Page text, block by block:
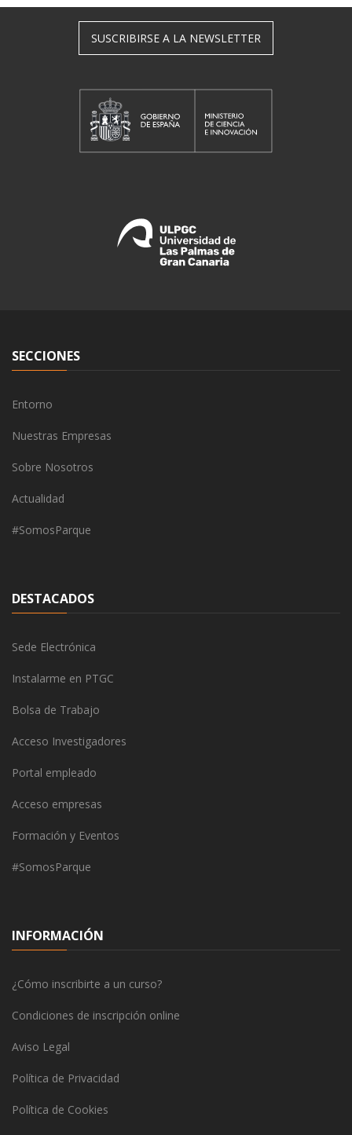
SUSCRIBIRSE A LA NEWSLETTER
SECCIONES
Entorno
Nuestras Empresas
Sobre Nosotros
Actualidad
#SomosParque
DESTACADOS
Sede Electrónica
Instalarme en PTGC
Bolsa de Trabajo
Acceso Investigadores
Portal empleado
Acceso empresas
Formación y Eventos
#SomosParque
INFORMACIÓN
¿Cómo inscribirte a un curso?
Condiciones de inscripción online
Aviso Legal
Política de Privacidad
Política de Cookies